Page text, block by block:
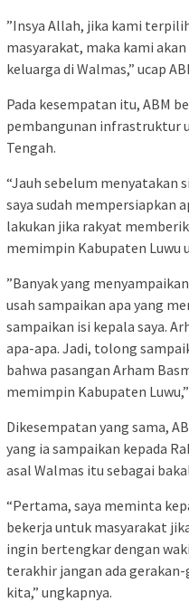
”Insya Allah, jika kami
masyarakat, maka kami
keluarga di Walmas,” ucap
Pada kesempatan itu, ABM
pembangunan infrastruktur
Tengah.
“Jauh sebelum menyatakan
saya sudah mempersiapkan
lakukan jika rakyat
memimpin Kabupaten Luwu
”Banyak yang
usah sampaikan apa yang
sampaikan isi kepala saya.
apa-apa. Jadi, tolong
bahwa pasangan Arham
memimpin Kabupaten
Dikesempatan yang sama,
yang ia sampaikan kepada
asal Walmas itu sebagai
“Pertama, saya meminta
bekerja untuk masyarakat
ingin bertengkar dengan
terakhir jangan ada
kita,” ungkapnya.